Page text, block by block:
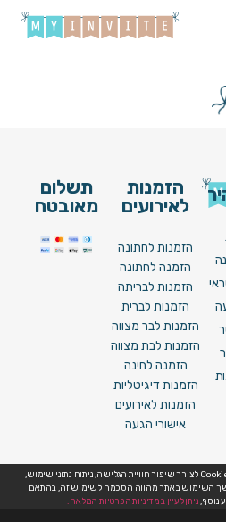
גלו –
הזמנות
לאירועים
הזמנות לחתונה
הזמנה לחתונה
הזמנות לבריתה
הזמנות לברית
הזמנות לבר מצווה
הזמנות לבת מצווה
הזמנה לחינה
הזמנות דיגיטליות
הזמנות לאירועים
אישורי הגעה
תשלום
מאובטח
לידיעתך, אתר זה עושה שימוש בקובצי Cookies לצורך שיפור חוויית הגלישה, ניתוח נתוני שימוש,
השימוש באתר מהווה הסכמה לשימוש זה, בהתאם
נוסף,ניתן לעיין במדיניות הפרטיות המלאה.